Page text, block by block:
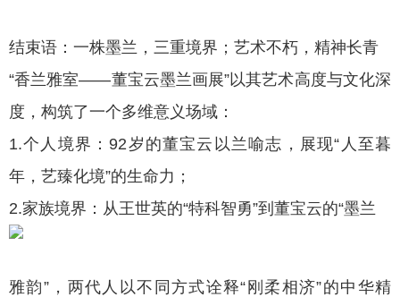
结束语：一株墨兰，三重境界；艺术不朽，精神长青
“香兰雅室——董宝云墨兰画展”以其艺术高度与文化深
度，构筑了一个多维意义场域：
1.个人境界：92岁的董宝云以兰喻志，展现“人至暮
年，艺臻化境”的生命力；
2.家族境界：从王世英的“特科智勇”到董宝云的“墨兰
雅韵”，两代人以不同方式诠释“刚柔相济”的中华精